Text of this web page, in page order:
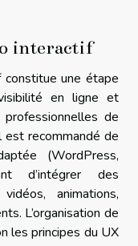
interactif
constitue une étape
en ligne et
de
est recommandé de
(WordPress,
d’intégrer des
animations,
L’organisation de
les principes du UX